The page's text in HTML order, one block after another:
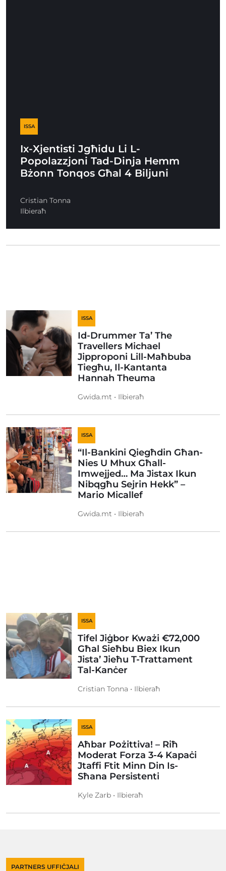
ISSA
Ix-Xjentisti Jgħidu Li L-
Popolazzjoni Tad-Dinja Hemm
Bżonn Tonqos Għal 4 Biljuni
Cristian Tonna
Ilbieraħ
ISSA
Id-Drummer Ta’ The
Travellers Michael
Jipproponi Lill-Maħbuba
Tiegħu, Il-Kantanta
Hannah Theuma
Gwida.mt • Ilbieraħ
ISSA
“Il-Bankini Qiegħdin Għan-
Nies U Mhux Għall-
Imwejjed… Ma Jistax Ikun
Nibqgħu Sejrin Hekk” –
Mario Micallef
Gwida.mt • Ilbieraħ
ISSA
Tifel Jiġbor Kważi €72,000
Għal Sieħbu Biex Ikun
Jista’ Jieħu T-Trattament
Tal-Kanċer
Cristian Tonna • Ilbieraħ
ISSA
Aħbar Pożittiva! – Riħ
Moderat Forza 3-4 Kapaċi
Jtaffi Ftit Minn Din Is-
Sħana Persistenti
Kyle Zarb • Ilbieraħ
PARTNERS UFFIĊJALI